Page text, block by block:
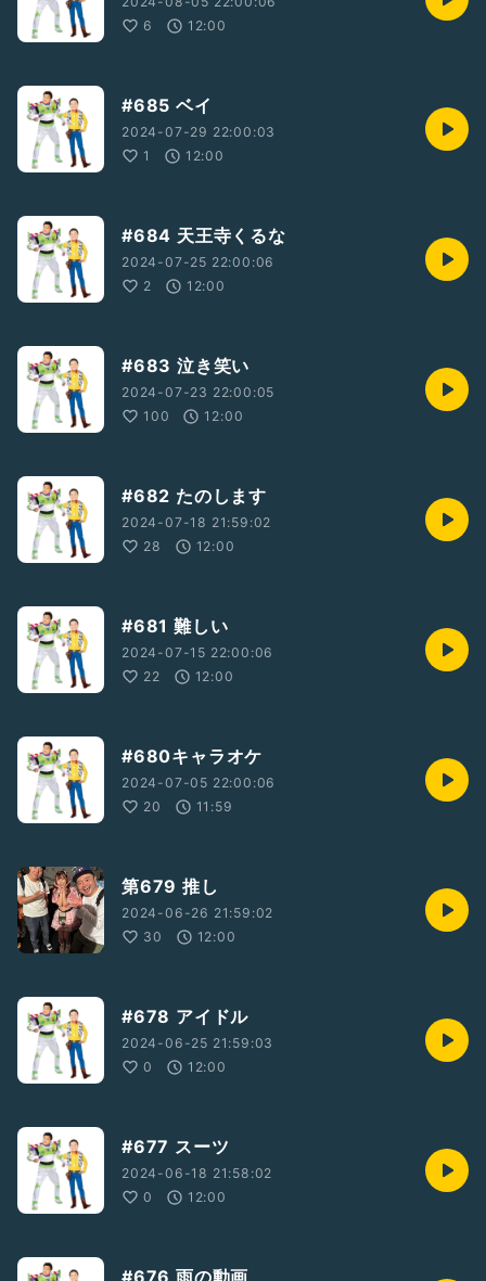
6
12:00
#685 ベイ
2024-07-29 22:00:03
1
12:00
#684 天王寺くるな
2024-07-25 22:00:06
2
12:00
#683 泣き笑い
2024-07-23 22:00:05
100
12:00
#682 たのします
2024-07-18 21:59:02
28
12:00
#681 難しい
2024-07-15 22:00:06
22
12:00
#680キャラオケ
2024-07-05 22:00:06
20
11:59
第679 推し
2024-06-26 21:59:02
30
12:00
#678 アイドル
2024-06-25 21:59:03
0
12:00
#677 スーツ
2024-06-18 21:58:02
0
12:00